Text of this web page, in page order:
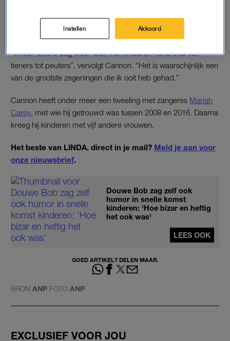
hou. Ik hou van mijn leven en als ik deze richting op kan blijven
gaan, waarom niet?”
“Ik leer iedere dag weer iets, met kinderen variërend van
tieners tot peuters”, vervolgt Cannon. “Het is waarschijnlijk een
van de grootste zegeningen die ik ooit heb gehad.”
Cannon heeft onder meer een tweeling met zangeres Mariah
Carey, met wie hij getrouwd was tussen 2008 en 2016. Daarna
kreeg hij kinderen met vijf andere vrouwen.
Het beste van LINDA. direct in je mail? Meld je aan voor
onze nieuwsbrief.
Douwe Bob zag zelf ook
humor in snelle komst
kinderen: 'Hoe bizar en heftig
het ook was'
LEES OOK
GOED ARTIKEL? DELEN MAAR.
BRON ANP FOTO ANP
EXCLUSIEF VOOR JOU
Instellen Akkoord